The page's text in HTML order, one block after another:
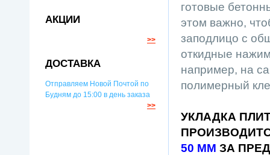
АКЦИИ
>>
ДОСТАВКА
Отправляем Новой Почтой по
Будням до 15:00 в день заказа
>>
готовые
этом важно,
заподлицо с
откидные
например, на
полимерный
УКЛАДКА
50 ММ ЗА